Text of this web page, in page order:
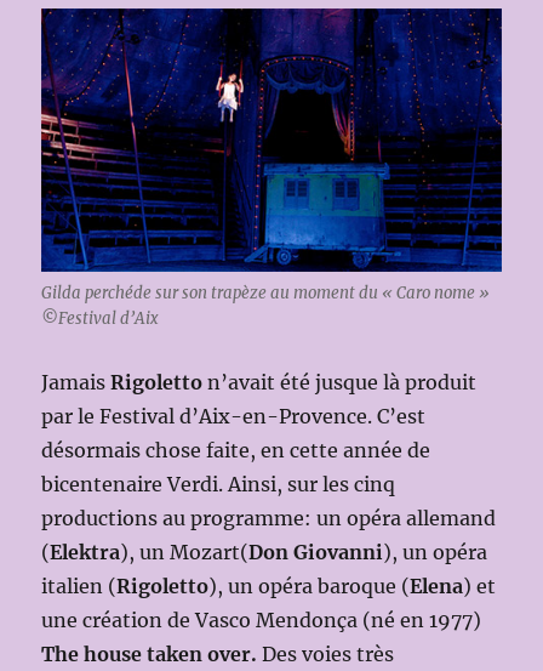
Gilda perchéde sur son trapèze au moment du « Caro nome »
©Festival d’Aix
JamaisRigoletto n’avait été jusque là produit
par le Festival d’Aix-en-Provence. C’est
désormais chose faite, en cette année de
bicentenaire Verdi. Ainsi, sur les cinq
productions au programme: un opéra allemand
(Elektra), un Mozart(Don Giovanni), un opéra
italien (Rigoletto), un opéra baroque (Elena) et
une création de Vasco Mendonça (né en 1977)
The house taken over.Des voies très